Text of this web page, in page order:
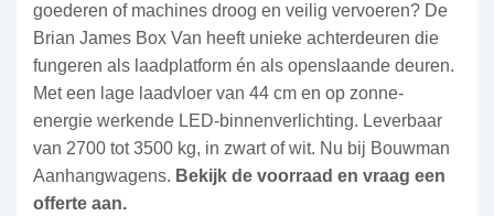
goederen of machines droog en veilig vervoeren? De
Brian James Box Van heeft unieke achterdeuren die
fungeren als laadplatform én als openslaande deuren.
Met een lage laadvloer van 44 cm en op zonne-
energie werkende LED-binnenverlichting. Leverbaar
van 2700 tot 3500 kg, in zwart of wit. Nu bij Bouwman
Aanhangwagens. Bekijk de voorraad en vraag een
offerte aan.